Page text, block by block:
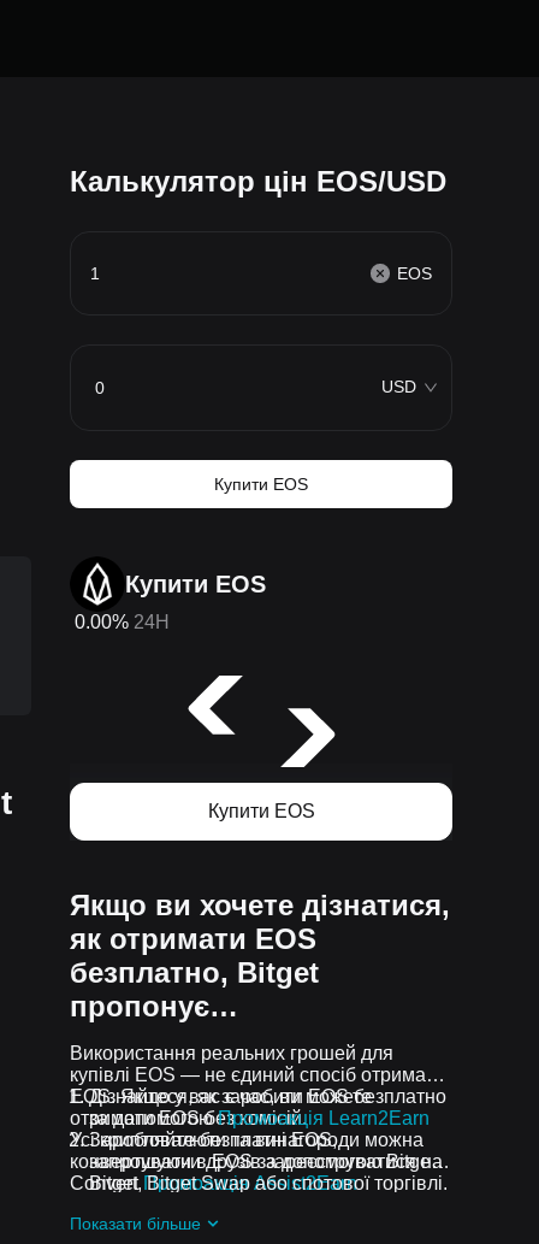
Калькулятор цін EOS/USD
EOS
USD
Купити EOS
Купити EOS
0.00% 24H
Купити EOS
Якщо ви хочете дізнатися,
як отримати EOS
безплатно, Bitget
пропонує…
Використання реальних грошей для
купівлі EOS — не єдиний спосіб отримати
EOS. Якщо у вас є час, ви можете
отримати EOS без комісій.
Дізнайтеся, як заробити EOS безплатно
за допомогоюПромоакція Learn2Earn
Заробляйте безплатні EOS,
запрошуючи друзів зареєструватися на
Bitget Промоакція Assist2Earn
аірдропів, приєднавшись до
Усі криптовалюти та винагороди можна
конвертувати в EOS за допомогою Bitget
Convert, Bitget Swap або спотової торгівлі.
Показати більше